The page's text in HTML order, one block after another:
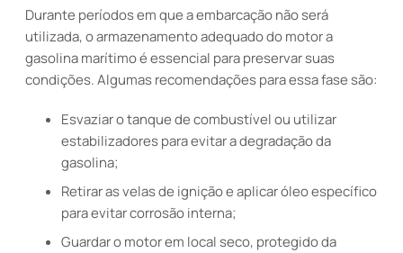
Durante períodos em que a embarcação não será
utilizada, o armazenamento adequado do motor a
gasolina marítimo é essencial para preservar suas
condições. Algumas recomendações para essa fase são:
Esvaziar o tanque de combustível ou utilizar
estabilizadores para evitar a degradação da
gasolina;
Retirar as velas de ignição e aplicar óleo específico
para evitar corrosão interna;
Guardar o motor em local seco, protegido da